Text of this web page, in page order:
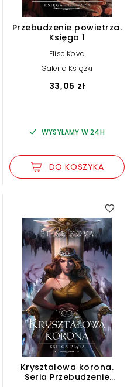
Przebudzenie powietrza.
Księga 1
Elise Kova
Galeria Książki
33,05 zł
WYSYŁAMY W 24H
DO KOSZYKA
Kryształowa korona.
Seria Przebudzenie